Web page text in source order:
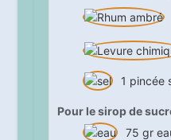
1 pincée
Pour le sirop de
75 gr